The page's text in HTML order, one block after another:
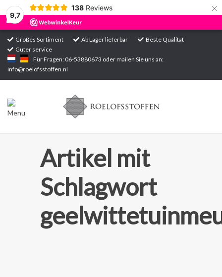
9,7
138 Reviews ×
Großes Sortiment Ab Lager lieferbar
Beste Qualität
Guter service
Für Fragen: 06-53880673 oder mailen Sie uns an:
info@roelofsstoffen.nl
Startseite
Sortiment
Artikel mit
Schlagwort